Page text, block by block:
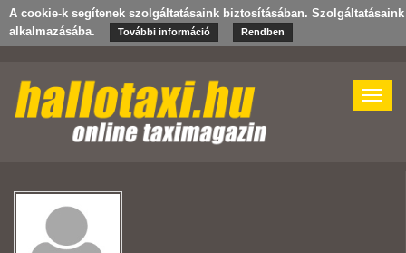
A cookie-k segítenek szolgáltatásaink biztosításában.
alkalmazásába.
További információ Rendben
Toggle